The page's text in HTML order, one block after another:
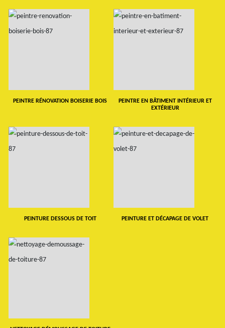
PEINTRE RÉNOVATION BOISERIE BOIS
PEINTRE EN BÂTIMENT INTÉRIEUR ET
EXTÉRIEUR
PEINTURE DESSOUS DE TOIT PEINTURE ET DÉCAPAGE DE VOLET